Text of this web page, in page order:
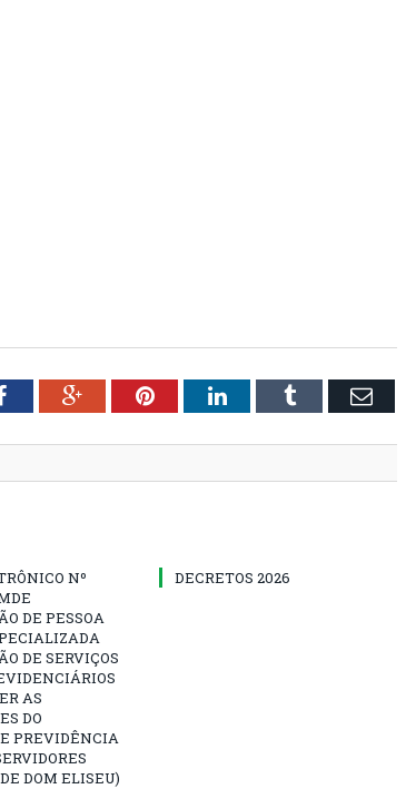
FacebookGoogle+PinterestLinkedInTumblr Email
Nº
DE PESSOA
DE SERVIÇOS
AS
DO
PREVIDÊNCIA
DOM ELISEU)
DECRETOS 2026